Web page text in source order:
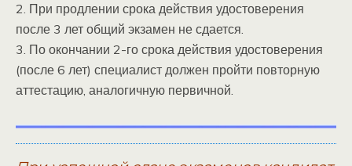
2. При продлении срока действия удостоверения
после 3 лет общий экзамен не сдается.
3. По окончании 2-го срока действия удостоверения
(после 6 лет) специалист должен пройти повторную
аттестацию, аналогичную первичной.